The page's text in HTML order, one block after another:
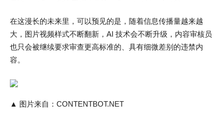
在这漫长的未来里，可以预见的是，随着信息传播量越来越
大，图片视频样式不断翻新，AI 技术会不断升级，内容审核员
也只会被继续要求审查更高标准的、具有细微差别的违禁内
容。
▲ 图片来自：CONTENTBOT.NET